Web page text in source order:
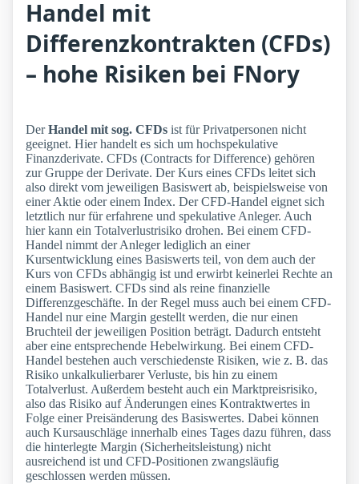
Handel mit
Differenzkontrakten (CFDs)
– hohe Risiken bei FNory
DerHandel mit sog. CFDs ist für Privatpersonen nicht
geeignet. Hier handelt es sich um hochspekulative
Finanzderivate. CFDs (Contracts for Difference) gehören
zur Gruppe der Derivate. Der Kurs eines CFDs leitet sich
also direkt vom jeweiligen Basiswert ab, beispielsweise von
einer Aktie oder einem Index. Der CFD-Handel eignet sich
letztlich nur für erfahrene und spekulative Anleger. Auch
hier kann ein Totalverlustrisiko drohen. Bei einem CFD-
Handel nimmt der Anleger lediglich an einer
Kursentwicklung eines Basiswerts teil, von dem auch der
Kurs von CFDs abhängig ist und erwirbt keinerlei Rechte an
einem Basiswert. CFDs sind als reine finanzielle
Differenzgeschäfte. In der Regel muss auch bei einem CFD-
Handel nur eine Margin gestellt werden, die nur einen
Bruchteil der jeweiligen Position beträgt. Dadurch entsteht
aber eine entsprechende Hebelwirkung. Bei einem CFD-
Handel bestehen auch verschiedenste Risiken, wie z. B. das
Risiko unkalkulierbarer Verluste, bis hin zu einem
Totalverlust. Außerdem besteht auch ein Marktpreisrisiko,
also das Risiko auf Änderungen eines Kontraktwertes in
Folge einer Preisänderung des Basiswertes. Dabei können
auch Kursauschläge innerhalb eines Tages dazu führen, dass
die hinterlegte Margin (Sicherheitsleistung) nicht
ausreichend ist und CFD-Positionen zwangsläufig
geschlossen werden müssen.